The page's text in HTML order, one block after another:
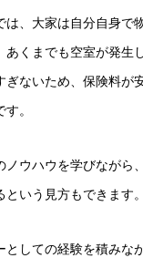
は、大家は自分自身で
あくまでも空室が発生
ぎないため、保険料が
。
ノウハウを学びながら
いう見方もできます。
としての経験を積みな